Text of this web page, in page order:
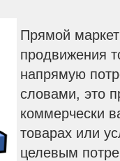
Прямой
продвижения
напрямую
словами, это
коммерчески
товарах или
целевым